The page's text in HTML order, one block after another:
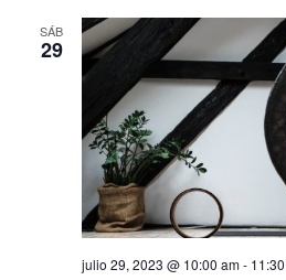
SÁB
29
julio 29, 2023 @ 10:00 am-